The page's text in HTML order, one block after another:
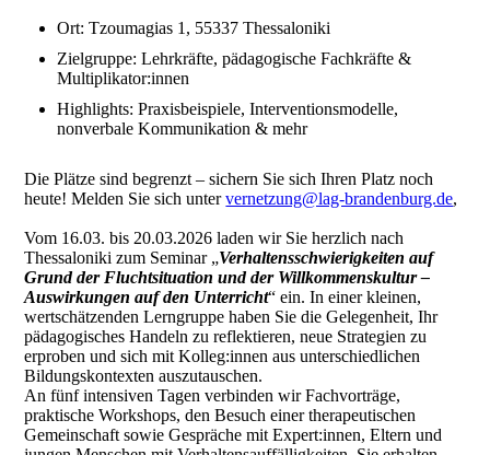
Ort: Tzoumagias 1, 55337 Thessaloniki
Zielgruppe: Lehrkräfte, pädagogische Fachkräfte &
Multiplikator:innen
Highlights: Praxisbeispiele, Interventionsmodelle,
nonverbale Kommunikation & mehr
Die Plätze sind begrenzt – sichern Sie sich Ihren Platz noch
heute! Melden Sie sich untervernetzung@lag-brandenburg.de,
Vom 16.03. bis 20.03.2026 laden wir Sie herzlich nach
Thessaloniki zum Seminar „Verhaltensschwierigkeiten auf
Grund der Fluchtsituation und der Willkommenskultur –
Auswirkungen auf den Unterricht“ ein. In einer kleinen,
wertschätzenden Lerngruppe haben Sie die Gelegenheit, Ihr
pädagogisches Handeln zu reflektieren, neue Strategien zu
erproben und sich mit Kolleg:innen aus unterschiedlichen
Bildungskontexten auszutauschen.​
An fünf intensiven Tagen verbinden wir Fachvorträge,
praktische Workshops, den Besuch einer therapeutischen
Gemeinschaft sowie Gespräche mit Expert:innen, Eltern und